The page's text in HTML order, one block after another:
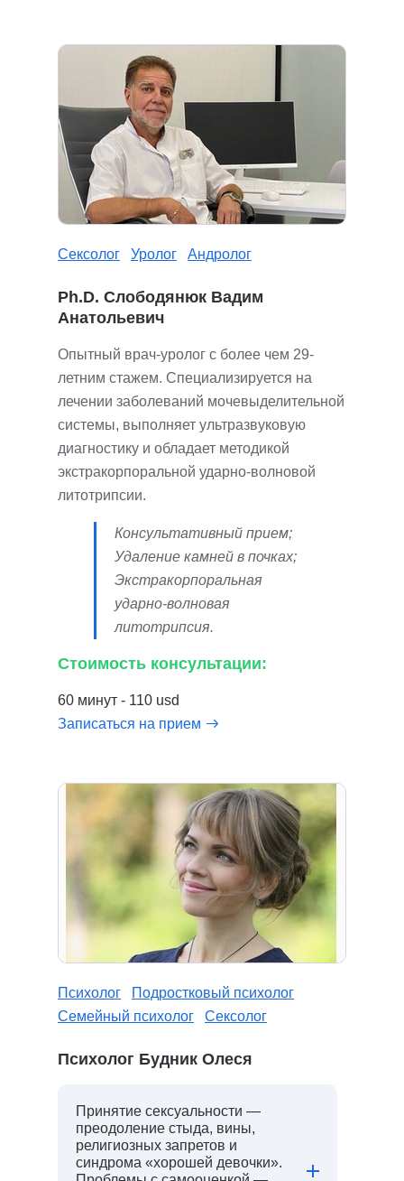
Сексолог Уролог Андролог
Ph.D. Слободянюк Вадим
Анатольевич
Опытный врач-уролог с более чем 29-
летним стажем. Специализируется на
лечении заболеваний мочевыделительной
системы, выполняет ультразвуковую
диагностику и обладает методикой
экстракорпоральной ударно-волновой
литотрипсии.
Консультативный прием;
Удаление камней в почках;
Экстракорпоральная
ударно-волновая
литотрипсия.
Стоимость консультации:
60 минут - 110 usd
Записаться на прием
Психолог
Подростковый психолог
Семейный психолог
Сексолог
Психолог Будник Олеся
Принятие сексуальности —
преодоление стыда, вины,
религиозных запретов и
синдрома «хорошей девочки».